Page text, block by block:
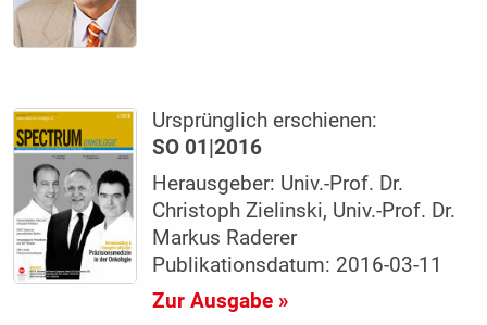
Ursprünglich erschienen:
SO 01|2016
Herausgeber: Univ.-Prof. Dr.
Christoph Zielinski, Univ.-Prof. Dr.
Markus Raderer
Publikationsdatum: 2016-03-11
Zur Ausgabe »